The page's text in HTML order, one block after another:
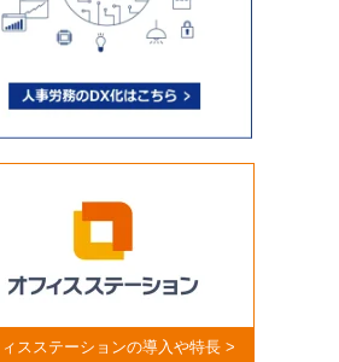
スステーションの導入や特長 >